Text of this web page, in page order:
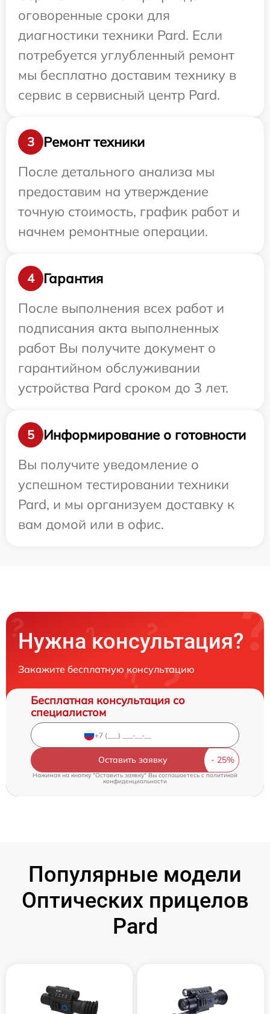
оговоренные сроки для
диагностики техники Pard. Если
потребуется углубленный ремонт
мы бесплатно доставим технику в
сервис в сервисный центр Pard.
3
Ремонт техники
После детального анализа мы
предоставим на утверждение
точную стоимость, график работ и
начнем ремонтные операции.
4
Гарантия
После выполнения всех работ и
подписания акта выполненных
работ Вы получите документ о
гарантийном обслуживании
устройства Pard сроком до 3 лет.
5
Информирование о готовности
Вы получите уведомление о
успешном тестировании техники
Pard, и мы организуем доставку к
вам домой или в офис.
Нужна консультация?
Закажите бесплатную консультацию
Бесплатная консультация со
специалистом
Оставить заявку
Нажимая на кнопку "Оставить заявку" Вы соглашаетесь c политикой
конфиденциальности
Популярные модели
Оптических прицелов
Pard